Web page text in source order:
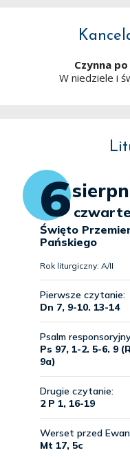
Czynna
W niedziele i